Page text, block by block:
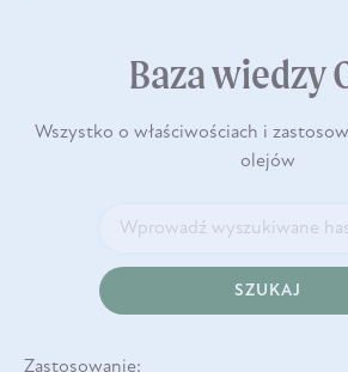
Baza wiedzy
Wszystko o właściwościach i
olejów
SZUKAJ
Zastosowanie: